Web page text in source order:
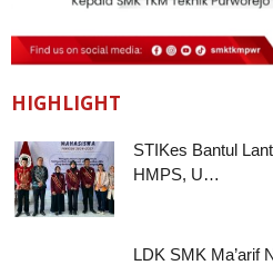
HIGHLIGHT
STIKes Bantul
HMPS, U…
LDK SMK Ma’arif